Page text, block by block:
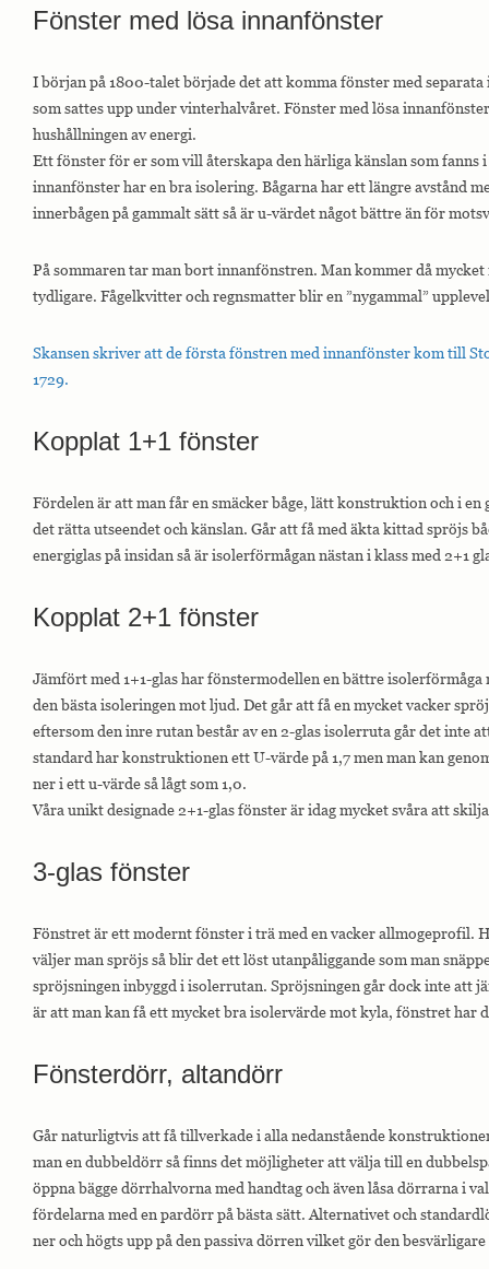
Fönster med lösa innanfönster
I början på 1800-talet började det att komma fönster med
som sattes upp under vinterhalvåret. Fönster med lösa
hushållningen av energi.
Ett fönster för er som vill återskapa den härliga känslan som fanns
innanfönster har en bra isolering. Bågarna har ett längre avstånd
innerbågen på gammalt sätt så är u-värdet något bättre än för
På sommaren tar man bort innanfönstren. Man kommer då
tydligare. Fågelkvitter och regnsmatter blir en ”nygammal”
Skansen skriver att de första fönstren med innanfönster kom till
1729.
Kopplat 1+1 fönster
Fördelen är att man får en smäcker båge, lätt konstruktion och i
det rätta utseendet och känslan. Går att få med äkta kittad spröjs
energiglas på insidan så är isolerförmågan nästan i klass med 2+1
Kopplat 2+1 fönster
Jämfört med 1+1-glas har fönstermodellen en bättre
den bästa isoleringen mot ljud. Det går att få en mycket vacker
eftersom den inre rutan består av en 2-glas isolerruta går det inte
standard har konstruktionen ett U-värde på 1,7 men man kan
ner i ett u-värde så lågt som 1,0.
Våra unikt designade 2+1-glas fönster är idag mycket svåra att
3-glas fönster
Fönstret är ett modernt fönster i trä med en vacker allmogeprofil.
väljer man spröjs så blir det ett löst utanpåliggande som man
spröjsningen inbyggd i isolerrutan. Spröjsningen går dock inte att
är att man kan få ett mycket bra isolervärde mot kyla, fönstret har
Fönsterdörr, altandörr
Går naturligtvis att få tillverkade i alla nedanstående
man en dubbeldörr så finns det möjligheter att välja till en
öppna bägge dörrhalvorna med handtag och även låsa dörrarna i
fördelarna med en pardörr på bästa sätt. Alternativet och
ner och högts upp på den passiva dörren vilket gör den
hemsidan.
Marknadsföring
Marknadsförings-
cookies används
för att leverera
besökare med
anpassade
på de sidor de
effektiviteten i
annonskampanjen.